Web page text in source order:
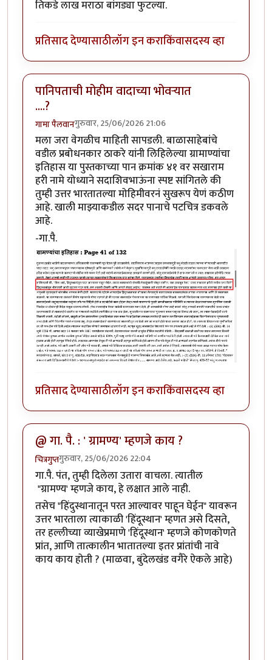
तिकडे लाख मराठा बांगड्या फुटल्या.
प्रतिसाद देण्यासाठीलॉग इन कराकिंवासदस्य व्हा
पानिपताची मोहीम वादाच्या भोवऱ्यात
....?
गामा पैलवानगुरुवार, 25/06/2026 21:06
मला जरा वेगळीच माहिती सापडली. बाळासाहेबांचे
वडील प्रबोधनकार ठाकरे यांनी लिहिलेल्या ग्रामाण्यांचा
इतिहास या पुस्तकाच्या पान क्रमांक ४१ वर सखाराम
हरी नामे योध्याने सदाशिवभाऊंना स्पष्ट सांगितले की
तुम्ही उत्तर भारतातल्या मोहिमीवरनं सुखरूप येणं कठीण
आहे. खाली माझ्याकडील सदर पानाचे पटचित्र डकवले
आहे.
-गा.पै.
प्रतिसाद देण्यासाठीलॉग इन कराकिंवासदस्य व्हा
@ गा. पै. : ' ग्रामण्य' म्हणजे काय ?
चित्रगुप्तगुरुवार, 25/06/2026 22:04
गा.पै. पंत, तुम्ही दिलेला उतारा वाचला. त्यातील
"ग्रामण्य' म्हणजे काय, हे लक्षात आले नाही.
तसेच "हिंदुस्थानातून परत आल्यावर पाहून घेईन" यावरून
उत्तर भारताला त्याकाळी 'हिंदूस्थान' म्हणत असे दिसते,
तर हल्लीच्या व्याखेप्रमाणे 'हिंदूस्थान' म्हणजे कोणकोणते
प्रांत, आणि तात्कालीन भातातल्या इतर प्रांतांची नावे
काय काय होती ? (माळवा, बुंदेलखंड वगैरे ऐकले आहे)